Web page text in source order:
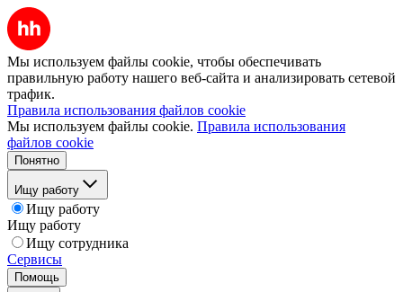
Мы используем файлы cookie, чтобы обеспечивать
правильную работу нашего веб-сайта и анализировать сетевой
трафик.
Правила использования файлов cookie
Мы используем файлы cookie. Правила использования
файлов cookie
Понятно
Ищу работу
Ищу работу
Ищу работу
Ищу сотрудника
Сервисы
Помощь